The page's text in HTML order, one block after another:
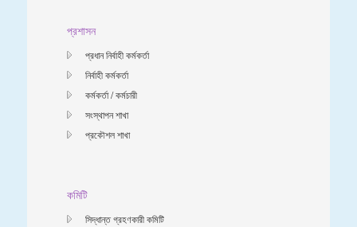
প্রশাসন
প্রধান নির্বাহী কর্মকর্তা
নির্বাহী কর্মকর্তা
কর্মকর্তা / কর্মচারী
সংস্থাপন শাখা
প্রকৌশল শাখা
কমিটি
সিদ্ধান্ত গ্রহণকারী কমিটি